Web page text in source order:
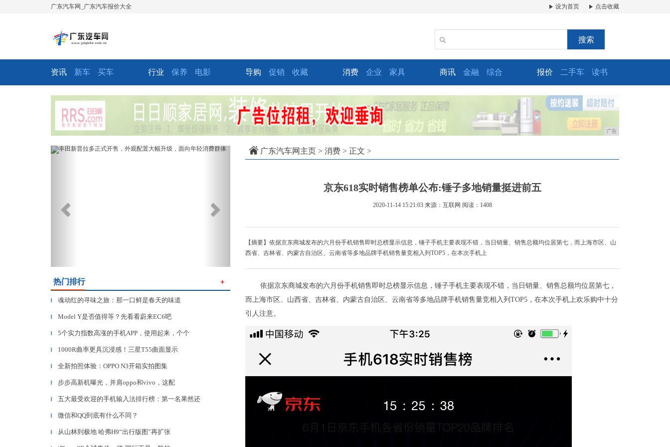
广东汽车网_广东汽车报价大全 设为首页 点击收藏
搜索
资讯 新车 买车 行业 保养 电影 导购 促销 收藏 消费 企业 家具 商讯 金融 综合 报价 二手车 读书
广告
Previous Next
热门排行 ＋
▎ 魂动红的寻味之旅：那一口鲜是春天的味道
▎ Model Y是否值得等？先看看蔚来EC6吧
▎ 5个实力指数高涨的手机APP，使用起来，个个
▎ 1000R曲率更具沉浸感！三星T55曲面显示
▎ 全新拍照体验：OPPO N3开箱实拍图集
▎ 步步高新机曝光，并肩oppo和vivo，这配
▎ 五大最受欢迎的手机输入法排行榜：第一名果然还
▎ 微信和QQ到底有什么不同？
▎ 从山林到极地 哈弗H9“出行版图”再扩张
广东汽车网主页 > 消费 > 正文 >
京东618实时销售榜单公布:锤子多地销量挺进前五
2020-11-14 15:21:03 来源：互联网 阅读：1408
【摘要】依据京东商城发布的六月份手机销售即时总榜显示信息，锤子手机主要表现不错，当日销量、销售总额均位居第七，而上海市区、山
西省、吉林省、内蒙古自治区、云南省等多地品牌手机销售量竞相入列TOP5，在本次手机上
依据京东商城发布的六月份手机销售即时总榜显示信息，锤子手机主要表现不错，当日销量、销售总额均位居第七，
而上海市区、山西省、吉林省、内蒙古自治区、云南省等多地品牌手机销售量竞相入列TOP5，在本次手机上欢乐购中十分
引人注意。